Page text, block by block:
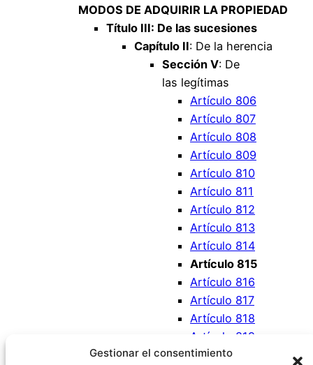
Gestionar el consentimiento
MODOS DE ADQUIRIR LA PROPIEDAD
Título III: De las sucesiones
Capítulo II: De la herencia
Sección V: De
las legítimas
Artículo 806
Artículo 807
Artículo 808
Artículo 809
Artículo 810
Artículo 811
Artículo 812
Artículo 813
Artículo 814
Artículo 815
Artículo 816
Artículo 817
Artículo 818
Artículo 819
Artículo 820